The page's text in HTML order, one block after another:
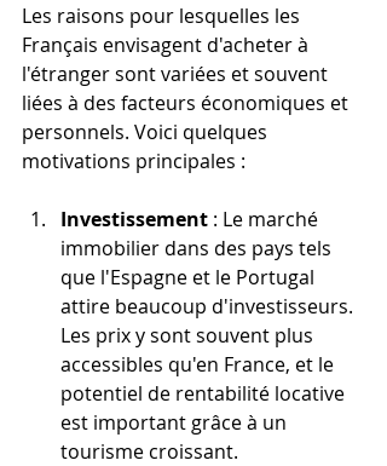
Les raisons pour lesquelles les
Français envisagent d'acheter à
l'étranger sont variées et souvent
liées à des facteurs économiques et
personnels. Voici quelques
motivations principales :
Investissement : Le marché
immobilier dans des pays tels
que l'Espagne et le Portugal
attire beaucoup d'investisseurs.
Les prix y sont souvent plus
accessibles qu'en France, et le
potentiel de rentabilité locative
est important grâce à un
tourisme croissant.